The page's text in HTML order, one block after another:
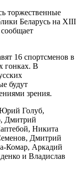
торжественные
Беларусь на XIII
16 спортсменов в
гонках. В
будут
зрения.
Голуб,
Дмитрий
Никита
Дмитрий
Комар, Аркадий
и Владислав